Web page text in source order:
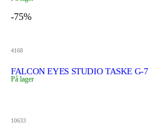
-75%
4168
FALCON EYES STUDIO TASKE G-7
På lager
10633